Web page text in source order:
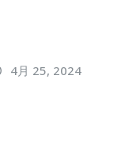
4月 25, 2024